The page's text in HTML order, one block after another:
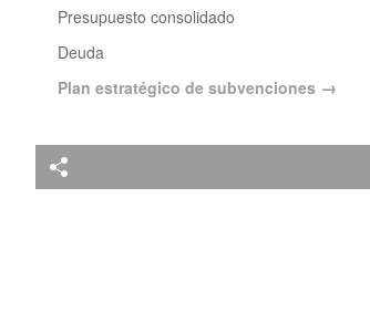
Presupuesto consolidado
Deuda
Plan estratégico de subvenciones